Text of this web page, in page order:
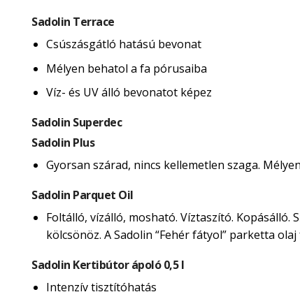
Sadolin Terrace
Csúszásgátló hatású bevonat
Mélyen behatol a fa pórusaiba
Víz- és UV álló bevonatot képez
Sadolin Superdec
Sadolin Plus
Gyorsan szárad, nincs kellemetlen szaga.
Sadolin Parquet Oil
Foltálló, vízálló, mosható. Víztaszító.
kölcsönöz. A Sadolin “Fehér fátyol” parketta
Sadolin Kertibútor ápoló 0,5 l
Intenzív tisztítóhatás